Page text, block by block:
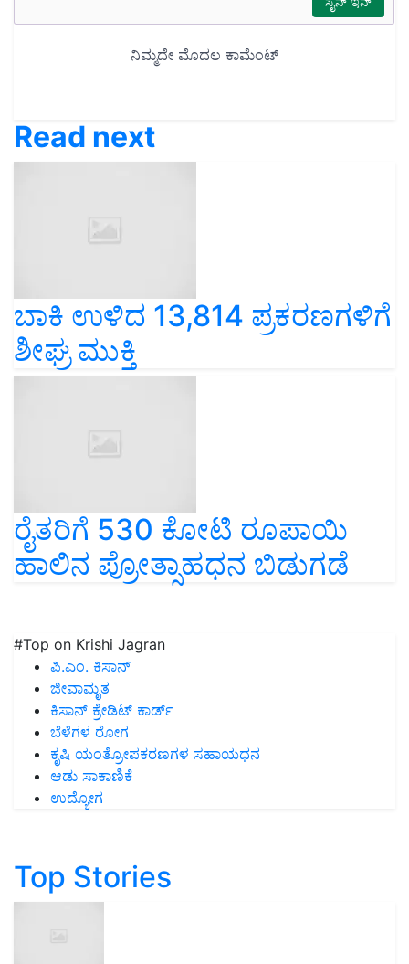
Read next
ಬಾಕಿ ಉಳಿದ 13,814 ಪ್ರಕರಣಗಳಿಗೆ
ಶೀಘ್ರ ಮುಕ್ತಿ
ರೈತರಿಗೆ 530 ಕೋಟಿ ರೂಪಾಯಿ
ಹಾಲಿನ ಪ್ರೋತ್ಸಾಹಧನ ಬಿಡುಗಡೆ
#Top on Krishi Jagran
ಪಿ.ಎಂ. ಕಿಸಾನ್
ಜೀವಾಮೃತ
ಕಿಸಾನ್ ಕ್ರೇಡಿಟ್ ಕಾರ್ಡ್
ಬೆಳೆಗಳ ರೋಗ
ಕೃಷಿ ಯಂತ್ರೋಪಕರಣಗಳ ಸಹಾಯಧನ
ಆಡು ಸಾಕಾಣಿಕೆ
ಉದ್ಯೋಗ
Top Stories